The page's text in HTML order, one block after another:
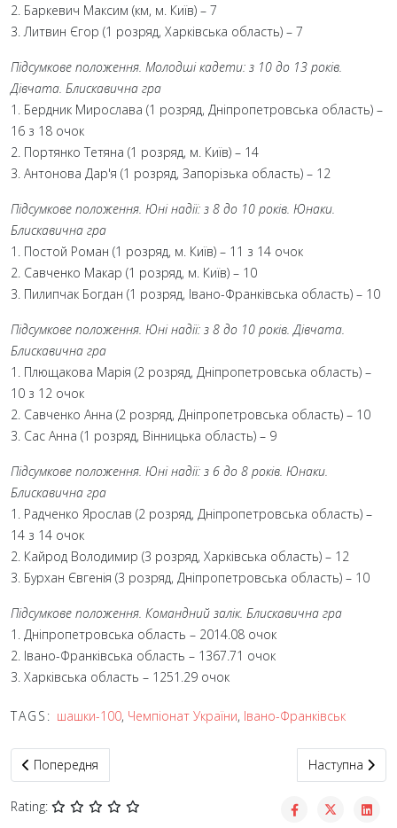
2. Баркевич Максим (км, м. Київ) – 7
3. Литвин Єгор (1 розряд, Харківська область) – 7
Підсумкове положення. Молодші кадети: з 10 до 13 років.
Дівчата. Блискавична гра
1. Бердник Мирослава (1 розряд, Дніпропетровська область) –
16 з 18 очок
2. Портянко Тетяна (1 розряд, м. Київ) – 14
3. Антонова Дар'я (1 розряд, Запорізька область) – 12
Підсумкове положення. Юні надії: з 8 до 10 років. Юнаки.
Блискавична гра
1. Постой Роман (1 розряд, м. Київ) – 11 з 14 очок
2. Савченко Макар (1 розряд, м. Київ) – 10
3. Пилипчак Богдан (1 розряд, Івано-Франківська область) – 10
Підсумкове положення. Юні надії: з 8 до 10 років. Дівчата.
Блискавична гра
1. Плющакова Марія (2 розряд, Дніпропетровська область) –
10 з 12 очок
2. Савченко Анна (2 розряд, Дніпропетровська область) – 10
3. Сас Анна (1 розряд, Вінницька область) – 9
Підсумкове положення. Юні надії: з 6 до 8 років. Юнаки.
Блискавична гра
1. Радченко Ярослав (2 розряд, Дніпропетровська область) –
14 з 14 очок
2. Кайрод Володимир (3 розряд, Харківська область) – 12
3. Бурхан Євгенія (3 розряд, Дніпропетровська область) – 10
Підсумкове положення. Командний залік. Блискавична гра
1. Дніпропетровська область – 2014.08 очок
2. Івано-Франківська область – 1367.71 очок
3. Харківська область – 1251.29 очок
TAGS: шашки-100, Чемпіонат України, Івано-Франківськ
Попередня стаття: Оновилися рейтинги українських шашкістів
Попередня Наступна
Наступна
Rating: